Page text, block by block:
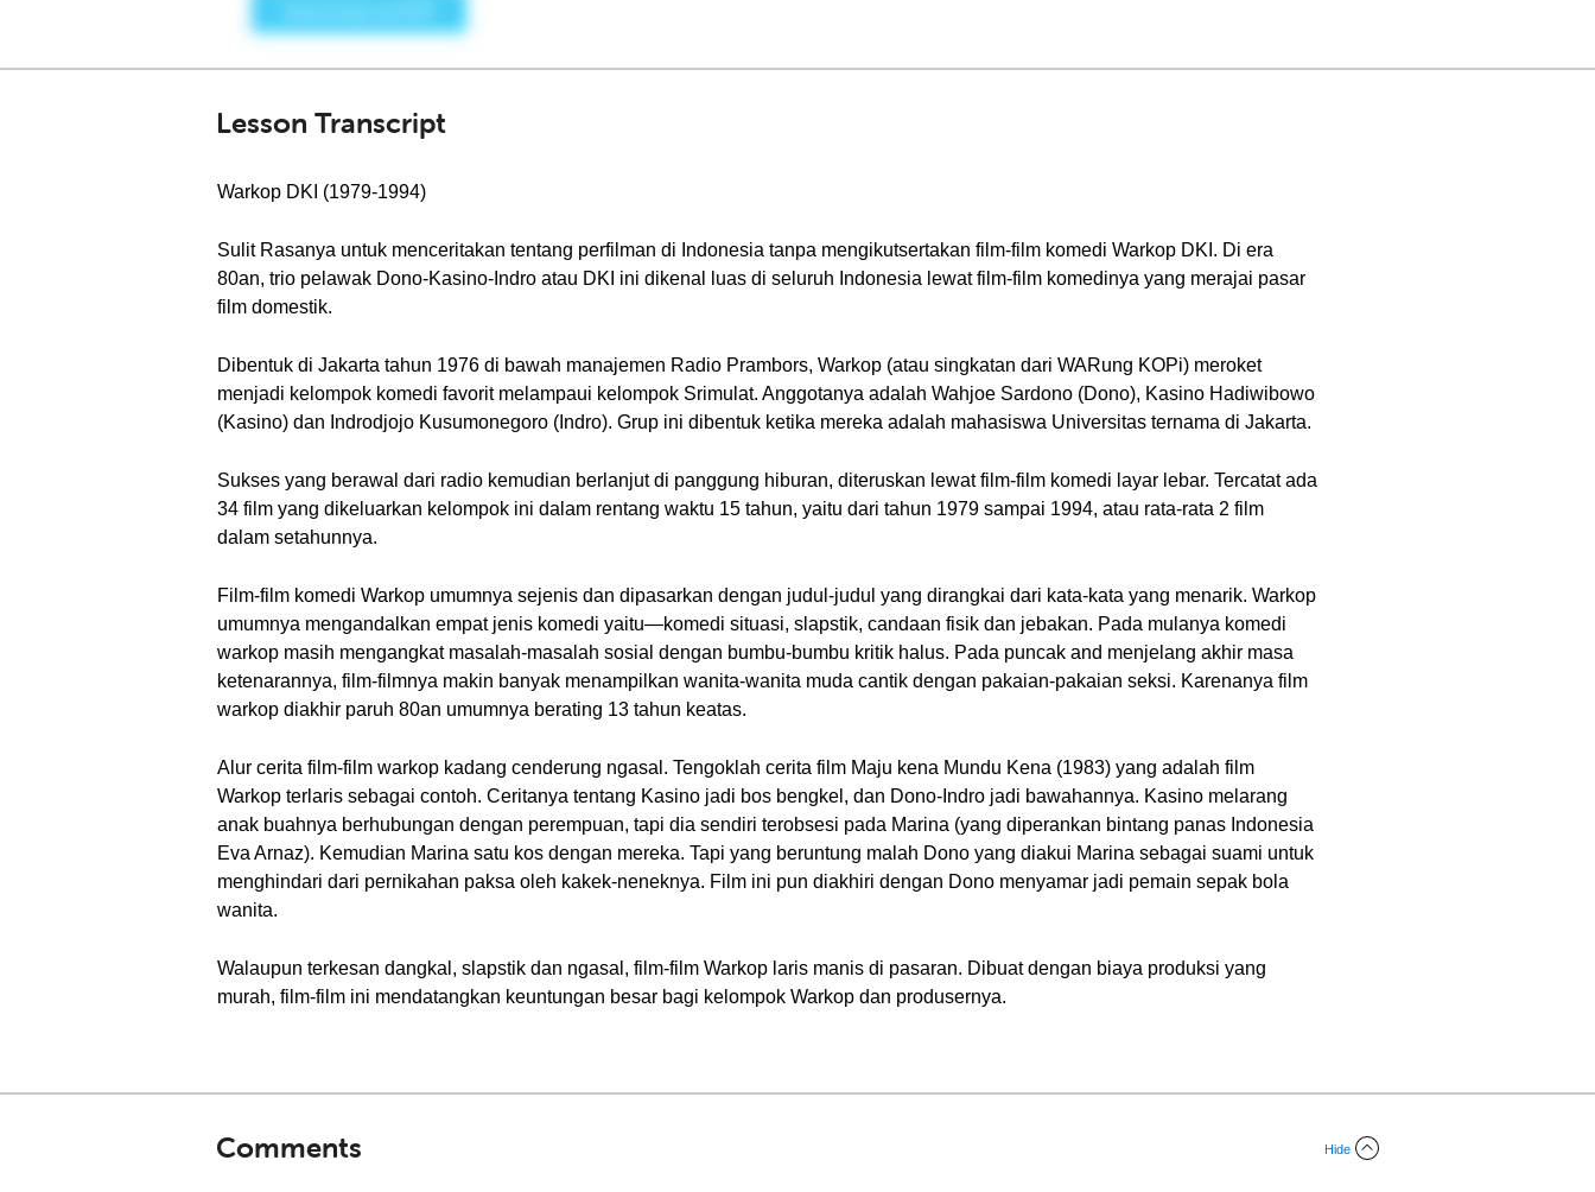
Lesson Transcript
Warkop DKI (1979-1994)
Sulit Rasanya untuk menceritakan tentang perfilman di Indonesia tanpa mengikutsertakan film-film komedi Warkop DKI. Di era
80an, trio pelawak Dono-Kasino-Indro atau DKI ini dikenal luas di seluruh Indonesia lewat film-film komedinya yang merajai pasar
film domestik.
Dibentuk di Jakarta tahun 1976 di bawah manajemen Radio Prambors, Warkop (atau singkatan dari WARung KOPi) meroket
menjadi kelompok komedi favorit melampaui kelompok Srimulat. Anggotanya adalah Wahjoe Sardono (Dono), Kasino Hadiwibowo
(Kasino) dan Indrodjojo Kusumonegoro (Indro). Grup ini dibentuk ketika mereka adalah mahasiswa Universitas ternama di Jakarta.
Sukses yang berawal dari radio kemudian berlanjut di panggung hiburan, diteruskan lewat film-film komedi layar lebar. Tercatat ada
34 film yang dikeluarkan kelompok ini dalam rentang waktu 15 tahun, yaitu dari tahun 1979 sampai 1994, atau rata-rata 2 film
dalam setahunnya.
Film-film komedi Warkop umumnya sejenis dan dipasarkan dengan judul-judul yang dirangkai dari kata-kata yang menarik. Warkop
umumnya mengandalkan empat jenis komedi yaitu—komedi situasi, slapstik, candaan fisik dan jebakan. Pada mulanya komedi
warkop masih mengangkat masalah-masalah sosial dengan bumbu-bumbu kritik halus. Pada puncak and menjelang akhir masa
ketenarannya, film-filmnya makin banyak menampilkan wanita-wanita muda cantik dengan pakaian-pakaian seksi. Karenanya film
warkop diakhir paruh 80an umumnya berating 13 tahun keatas.
Alur cerita film-film warkop kadang cenderung ngasal. Tengoklah cerita film Maju kena Mundu Kena (1983) yang adalah film
Warkop terlaris sebagai contoh. Ceritanya tentang Kasino jadi bos bengkel, dan Dono-Indro jadi bawahannya. Kasino melarang
anak buahnya berhubungan dengan perempuan, tapi dia sendiri terobsesi pada Marina (yang diperankan bintang panas Indonesia
Eva Arnaz). Kemudian Marina satu kos dengan mereka. Tapi yang beruntung malah Dono yang diakui Marina sebagai suami untuk
menghindari dari pernikahan paksa oleh kakek-neneknya. Film ini pun diakhiri dengan Dono menyamar jadi pemain sepak bola
wanita.
Walaupun terkesan dangkal, slapstik dan ngasal, film-film Warkop laris manis di pasaran. Dibuat dengan biaya produksi yang
murah, film-film ini mendatangkan keuntungan besar bagi kelompok Warkop dan produsernya.
Comments Hide